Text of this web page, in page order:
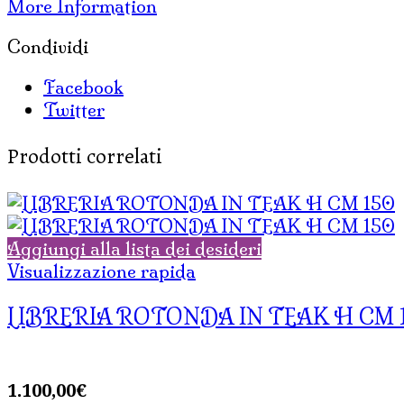
More Information
Condividi
Facebook
Twitter
Prodotti correlati
Aggiungi alla lista dei desideri
Visualizzazione rapida
LIBRERIA ROTONDA IN TEAK H CM
1.100,00€